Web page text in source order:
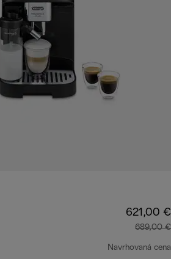
621,00 €
689,00 €
Navrhovaná cena